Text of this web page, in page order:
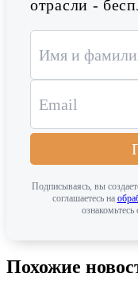
отрасли -
Подписываясь, вы
соглашаетесь на
ознакомьтесь
Похожие